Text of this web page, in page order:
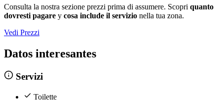
Consulta la nostra sezione prezzi prima di assumere. Scopri quanto
dovresti pagare y cosa include il servizio nella tua zona.
Vedi Prezzi
Datos interesantes
Servizi
Toilette